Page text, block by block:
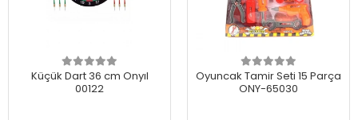
Küçük Dart 36 cm Onyıl
00122
Oyuncak Tamir Seti 15 Parça
ONY-65030